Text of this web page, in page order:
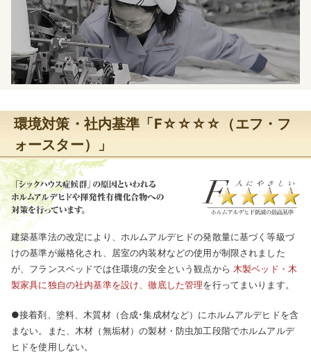
環境対策・社内基準「F☆☆☆☆（エフ・フ
ォースター）」
建築基準法の改定により、ホルムアルデヒドの発散量に基づく等級づ
けの基準が厳格化され、居室の内装材などの使用が制限されました
が、フランスベッドでは住環境の安全という観点から木製ベッド・木
製家具に独自の社内基準を設け、徹底した管理を行ってまいります。
●接着剤、塗料、木質材（合成･集成材など）にホルムアルデヒドを含
まない。また、木材（無垢材）の製材・防虫加工段階でホルムアルデ
ヒドを使用しない。